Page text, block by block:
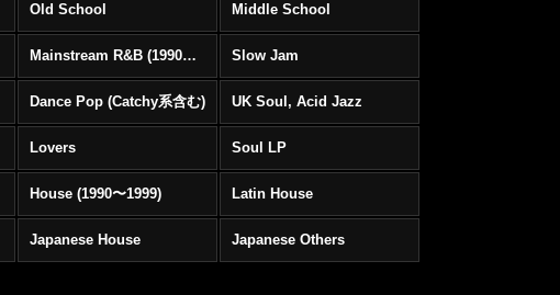
Old School Middle School
Mainstream R&B (1990〜1999) Slow Jam
Dance Pop (Catchy系含む) UK Soul, Acid Jazz
Lovers Soul LP
House (1990〜1999) Latin House
Japanese House Japanese Others